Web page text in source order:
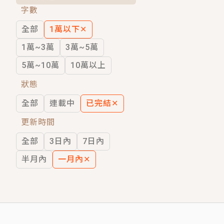
穿越｜《穿越遠古後成了野人娘子》你
字數
全部
1萬以下✕
1萬~3萬
3萬~5萬
5萬~10萬
10萬以上
狀態
全部
連載中 已完結✕
更新時間
全部
3日內
7日內
半月內
一月內 ✕